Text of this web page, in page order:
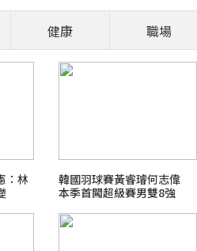
一定代表「同意被摸」，腹部是其脆弱
信任，但不代表一定想被摸 貓咪主動
健康 職場
：林
韓國羽球賽黃睿璿何志偉
本季首闖超級賽男雙8強